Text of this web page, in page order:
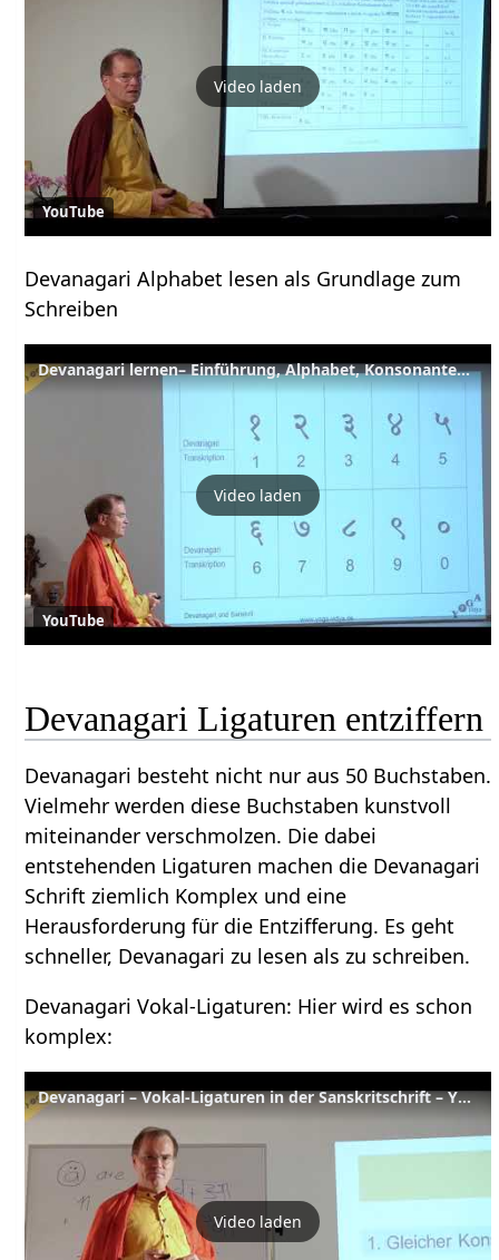
Video laden
YouTube
Devanagari Alphabet lesen als Grundlage zum
Schreiben
Devanagari lernen– Einführung, Alphabet, Konsonanten + Vokale, Übungen – YVS195 – Sanskrit – Teil 38
Video laden
YouTube
Devanagari Ligaturen entziffern
Devanagari besteht nicht nur aus 50 Buchstaben.
Vielmehr werden diese Buchstaben kunstvoll
miteinander verschmolzen. Die dabei
entstehenden Ligaturen machen die Devanagari
Schrift ziemlich Komplex und eine
Herausforderung für die Entzifferung. Es geht
schneller, Devanagari zu lesen als zu schreiben.
Devanagari Vokal-Ligaturen: Hier wird es schon
komplex:
Devanagari – Vokal-Ligaturen in der Sanskritschrift – YVS196 – Sanskrit – Teil 39
Video laden